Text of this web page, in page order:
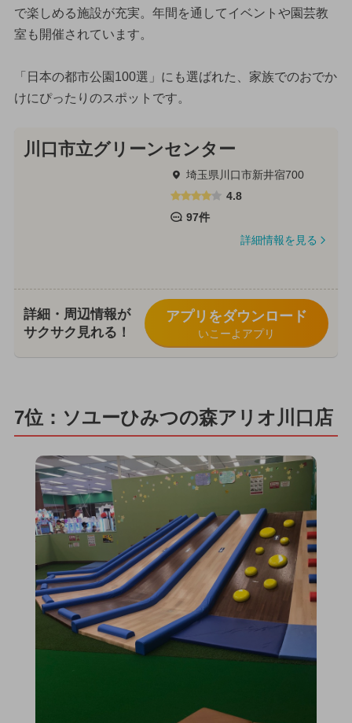
で楽しめる施設が充実。年間を通してイベントや園芸教
室も開催されています。
「日本の都市公園100選」にも選ばれた、家族でのおでか
けにぴったりのスポットです。
川口市立グリーンセンター
埼玉県川口市新井宿700
4.8
97件
詳細情報を見る
詳細・周辺情報が
サクサク見れる！
アプリをダウンロード
いこーよアプリ
7位：ソユーひみつの森アリオ川口店